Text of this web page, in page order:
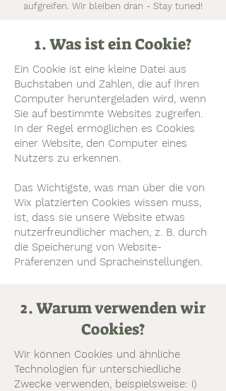
aufgreifen. Wir bleiben dran - Stay tuned!
1. Was ist ein Cookie?
Ein Cookie ist eine kleine Datei aus
Buchstaben und Zahlen, die auf Ihren
Computer heruntergeladen wird, wenn
Sie auf bestimmte Websites zugreifen.
In der Regel ermöglichen es Cookies
einer Website, den Computer eines
Nutzers zu erkennen.
Das Wichtigste, was man über die von
Wix platzierten Cookies wissen muss,
ist, dass sie unsere Website etwas
nutzerfreundlicher machen, z. B. durch
die Speicherung von Website-
Präferenzen und Spracheinstellungen.
2. Warum verwenden wir
Cookies?
Wir können Cookies und ähnliche
Technologien für unterschiedliche
Zwecke verwenden, beispielsweise: i)